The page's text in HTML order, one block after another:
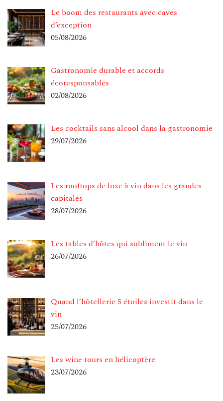
Le boom des restaurants avec caves
d’exception
05/08/2026
Gastronomie durable et accords
écoresponsables
02/08/2026
Les cocktails sans alcool dans la gastronomie
29/07/2026
Les rooftops de luxe à vin dans les grandes
capitales
28/07/2026
Les tables d’hôtes qui subliment le vin
26/07/2026
Quand l’hôtellerie 5 étoiles investit dans le
vin
25/07/2026
Les wine tours en hélicoptère
23/07/2026